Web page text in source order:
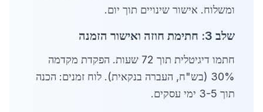
ומשלוח. אישור שינויים תוך יום.
שלב 3: חתימת חוזה ואישור הזמנה
חתמו דיגיטלית תוך 72 שעות. הפקדת מקדמה
30% (בש"ח, העברה בנקאית). לוח זמנים: הכנה
תוך 3-5 ימי עסקים.